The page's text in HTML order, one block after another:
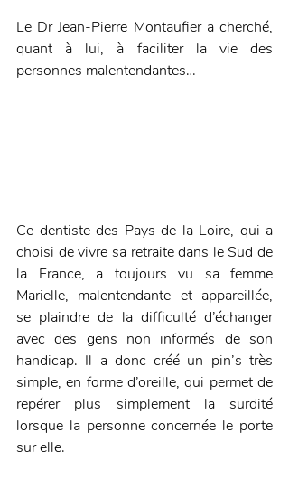
Le Dr Jean-Pierre Montaufier a cherché,
quant à lui, à faciliter la vie des
personnes malentendantes…
Ce dentiste des Pays de la Loire, qui a
choisi de vivre sa retraite dans le Sud de
la France, a toujours vu sa femme
Marielle, malentendante et appareillée,
se plaindre de la difficulté d’échanger
avec des gens non informés de son
handicap. Il a donc créé un pin’s très
simple, en forme d’oreille, qui permet de
repérer plus simplement la surdité
lorsque la personne concernée le porte
sur elle.